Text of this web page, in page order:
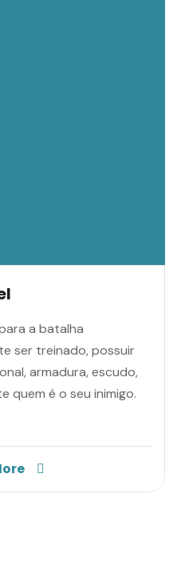
a batalha
ser treinado, possuir
armadura, escudo,
quem é o seu inimigo.